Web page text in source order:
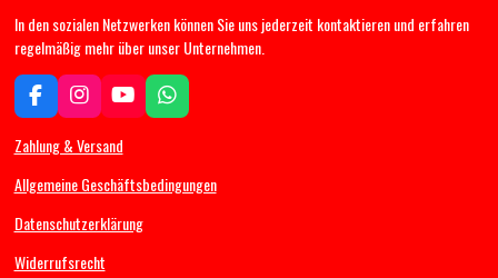
In den sozialen Netzwerken können Sie uns jederzeit kontaktieren und erfahren
regelmäßig mehr über unser Unternehmen.
F
a
c
b
o
I
n
s
a
r
m
Y
o
u
u
e
W
h
s
Zahlung & Versand
Allgemeine Geschäftsbedingungen
Datenschutzerklärung
Widerrufsrecht